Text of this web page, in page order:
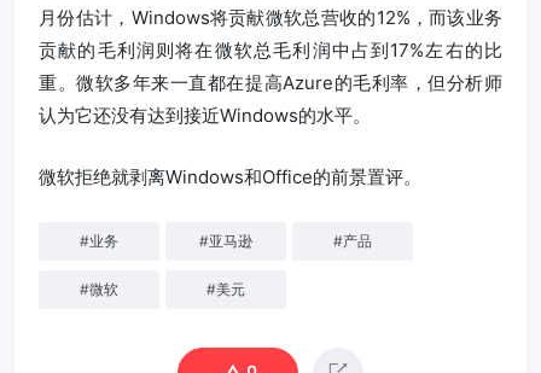
月份估计，Windows将贡献微软总营收的12%，而该业务
贡献的毛利润则将在微软总毛利润中占到17%左右的比
重。微软多年来一直都在提高Azure的毛利率，但分析师
认为它还没有达到接近Windows的水平。
微软拒绝就剥离Windows和Office的前景置评。
#业务 #亚马逊 #产品
#微软 #美元